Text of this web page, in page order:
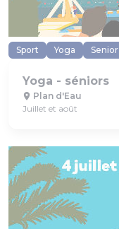
Sport Yoga Senior
Yoga - séniors
Plan d'Eau
Juillet et août